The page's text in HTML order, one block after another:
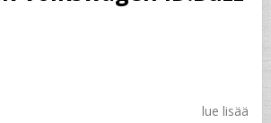
lue lisää